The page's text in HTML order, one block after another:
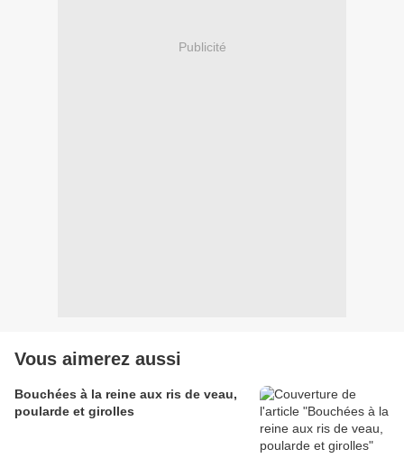
Publicité
Vous aimerez aussi
Bouchées à la reine aux ris de veau,
poularde et girolles